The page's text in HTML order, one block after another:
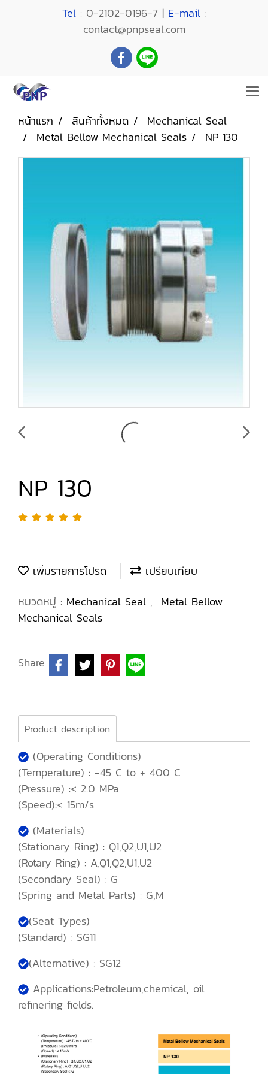
Tel: 0-2102-0196-7 | E-mail:
contact@pnpseal.com
หน้าแรก สินค้าทั้งหมด
Mechanical Seal
Metal Bellow Mechanical Seals
NP 130
NP 130
เพิ่มรายการโปรด
เปรียบเทียบ
หมวดหมู่ : Mechanical Seal , Metal Bellow
Mechanical Seals
Share
Product description
(Operating Conditions)
(Temperature) : -45 C to + 400 C
(Pressure) :< 2.0 MPa
(Speed):< 15m/s
(Materials)
(Stationary Ring) : Q1,Q2,U1,U2
(Rotary Ring) : A,Q1,Q2,U1,U2
(Secondary Seal) : G
(Spring and Metal Parts) : G,M
(Seat Types)
(Standard) : SG11
(Alternative) : SG12
Applications:Petroleum,chemical, oil
refinering fields.